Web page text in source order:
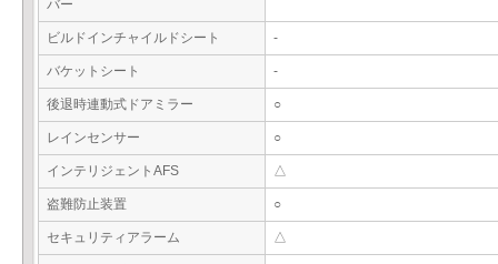
バー
ビルドインチャイルドシート -
バケットシート -
後退時連動式ドアミラー ○
レインセンサー ○
インテリジェントAFS △
盗難防止装置 ○
セキュリティアラーム △